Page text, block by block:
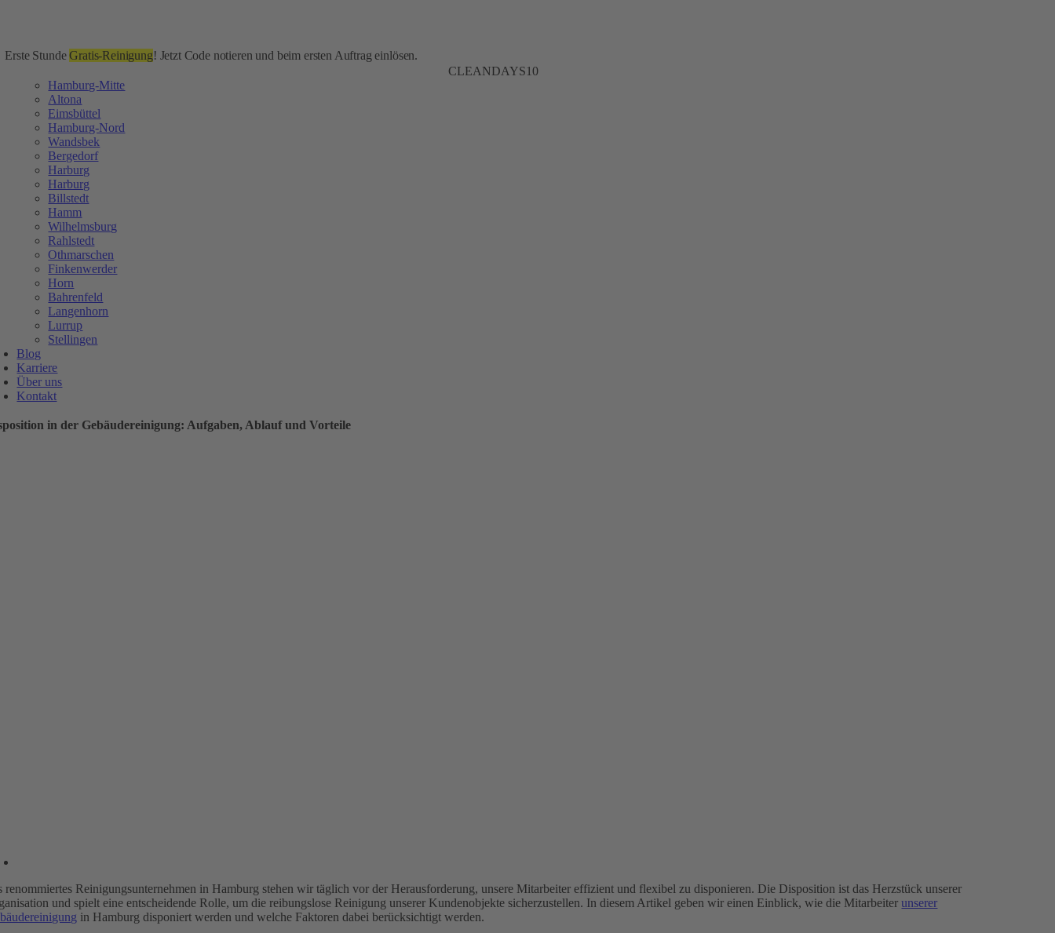
Erste StundeGratis-Reinigung! Jetzt Code notieren und beim ersten Auftrag einlösen.
CLEANDAYS10
Hamburg-Mitte
Altona
Eimsbüttel
Hamburg-Nord
Wandsbek
Bergedorf
Harburg
Harburg
Billstedt
Hamm
Wilhelmsburg
Rahlstedt
Othmarschen
Finkenwerder
Horn
Bahrenfeld
Langenhorn
Lurrup
Stellingen
Blog
Karriere
Über uns
Kontakt
in der Gebäudereinigung: Aufgaben, Ablauf und Vorteile
renommiertes Reinigungsunternehmen in Hamburg stehen wir täglich vor der Herausforderung, unsere Mitarbeiter effizient und flexibel zu disponieren. Die Disposition ist das Herzstück unserer
und spielt eine entscheidende Rolle, um die reibungslose Reinigung unserer Kundenobjekte sicherzustellen. In diesem Artikel geben wir einen Einblick, wie die Mitarbeiterunserer
in Hamburg disponiert werden und welche Faktoren dabei berücksichtigt werden.